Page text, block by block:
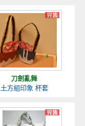
刀劍亂舞
土方組印象 杯套